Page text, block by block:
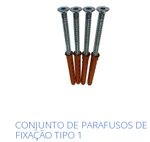
CONJUNTO DE PARAFUSOS DE
FIXAÇÃO TIPO 1